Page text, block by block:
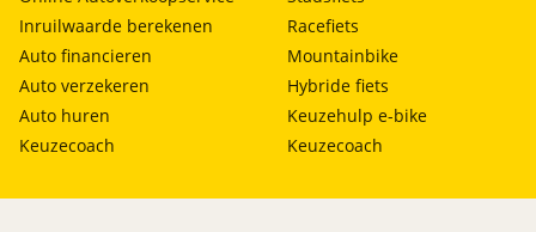
Inruilwaarde berekenen
Auto financieren
Auto verzekeren
Auto huren
Keuzecoach
Racefiets
Mountainbike
Hybride fiets
Keuzehulp e-bike
Keuzecoach